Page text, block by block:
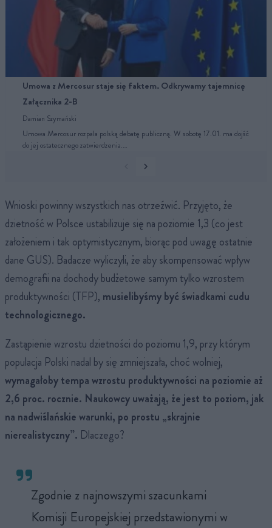
Umowa z Mercosur staje się faktem. Odkrywamy tajemnicę
Załącznika 2-B
Damian Szymański
Umowa Mercosur rozpala polską debatę publiczną. W sobotę 17.01. ma dojść
do jej ostatecznego zatwierdzenia.…
Wnioski powinny wszystkich nas otrzeźwić. Przyjęto, że
dzietność w Polsce ustabilizuje się na poziomie 1,3 (co jest
założeniem i tak optymistycznym, biorąc pod uwagę ostatnie
dane GUS). Badacze wyliczyli, że aby skompensować wpływ
demografii na dochody budżetowe samym tylko wzrostem
produktywności (TFP), musielibyśmy być świadkami cudu
technologicznego.
Zastąpienie wzrostu dzietności do poziomu 1,9, przy którym
populacja Polski nadal by się zmniejszała, choć wolniej,
wymagałoby tempa wzrostu produktywności na poziomie aż
2,6 proc. rocznie. Naukowcy uważają, że jest to poziom, jak
na nadwiślańskie warunki, po prostu „skrajnie
nierealistyczny”. Dlaczego?
Zgodnie z najnowszymi szacunkami
Komisji Europejskiej przedstawionymi w